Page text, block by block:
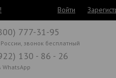
Войти
777-31-95
звонок бесплатный
130 - 86 - 26
WhatsApp